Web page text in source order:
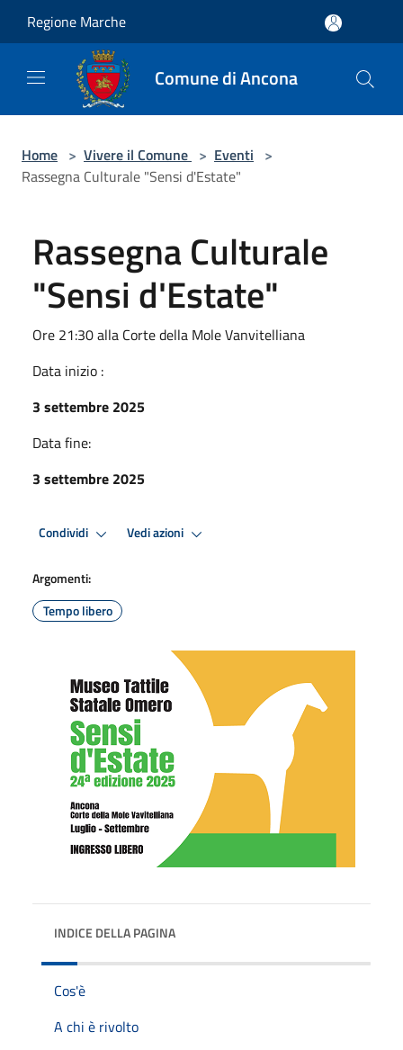
Regione Marche
Comune di Ancona
Home > Vivere il Comune > Eventi >
Rassegna Culturale "Sensi d'Estate"
Rassegna Culturale
"Sensi d'Estate"
Ore 21:30 alla Corte della Mole Vanvitelliana
Data inizio :
3 settembre 2025
Data fine:
3 settembre 2025
Condividi Vedi azioni
Argomenti:
Tempo libero
INDICE DELLA PAGINA
Cos'è
A chi è rivolto